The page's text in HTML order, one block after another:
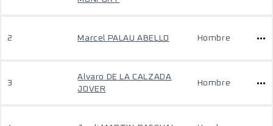
2 Marcel PALAU ABELLO Hombre
3
Alvaro DE LA CALZADA
JOVER
Hombre